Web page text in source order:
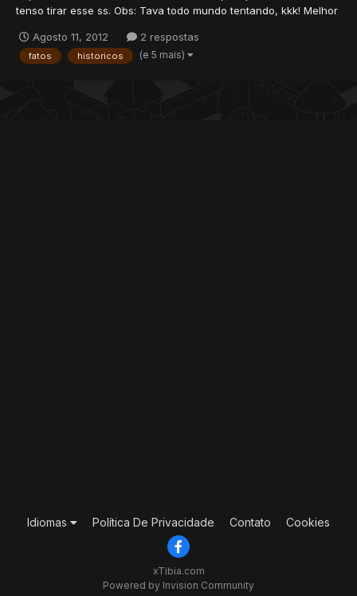
tenso tirar esse ss. Obs: Tava todo mundo tentando, kkk! Melhor
Agosto 11, 2012
2 respostas
fatos historicos (e 5 mais)
Idiomas Política De Privacidade Contato Cookies
xTibia.com
Powered by Invision Community